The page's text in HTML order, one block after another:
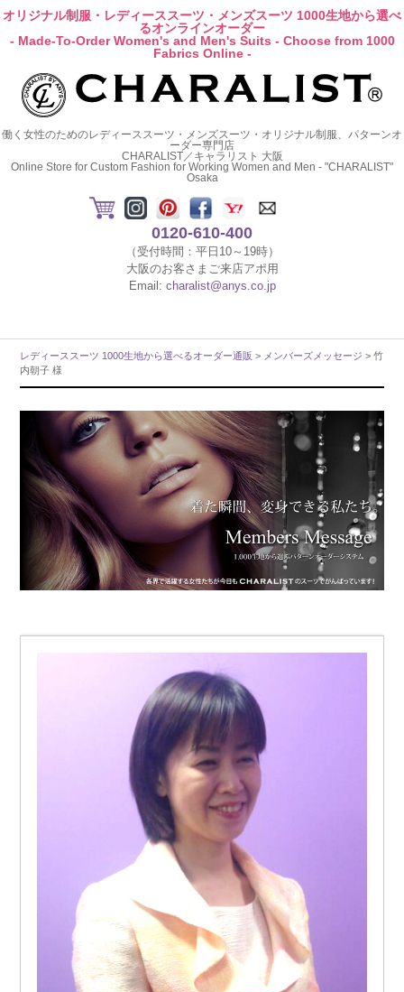
オリジナル制服・レディーススーツ・メンズスーツ 1000生地から選べ
るオンラインオーダー
- Made-To-Order Women's and Men's Suits - Choose from 1000
Fabrics Online -
働く女性のためのレディーススーツ・メンズスーツ・オリジナル制服、パターンオ
ーダー専門店
CHARALIST／キャラリスト 大阪
Online Store for Custom Fashion for Working Women and Men - "CHARALIST"
Osaka
0120-610-400
（受付時間：平日10～19時）
大阪のお客さまご来店アポ用
Email: charalist@anys.co.jp
レディーススーツ 1000生地から選べるオーダー通販 > メンバーズメッセージ > 竹
内朝子 様